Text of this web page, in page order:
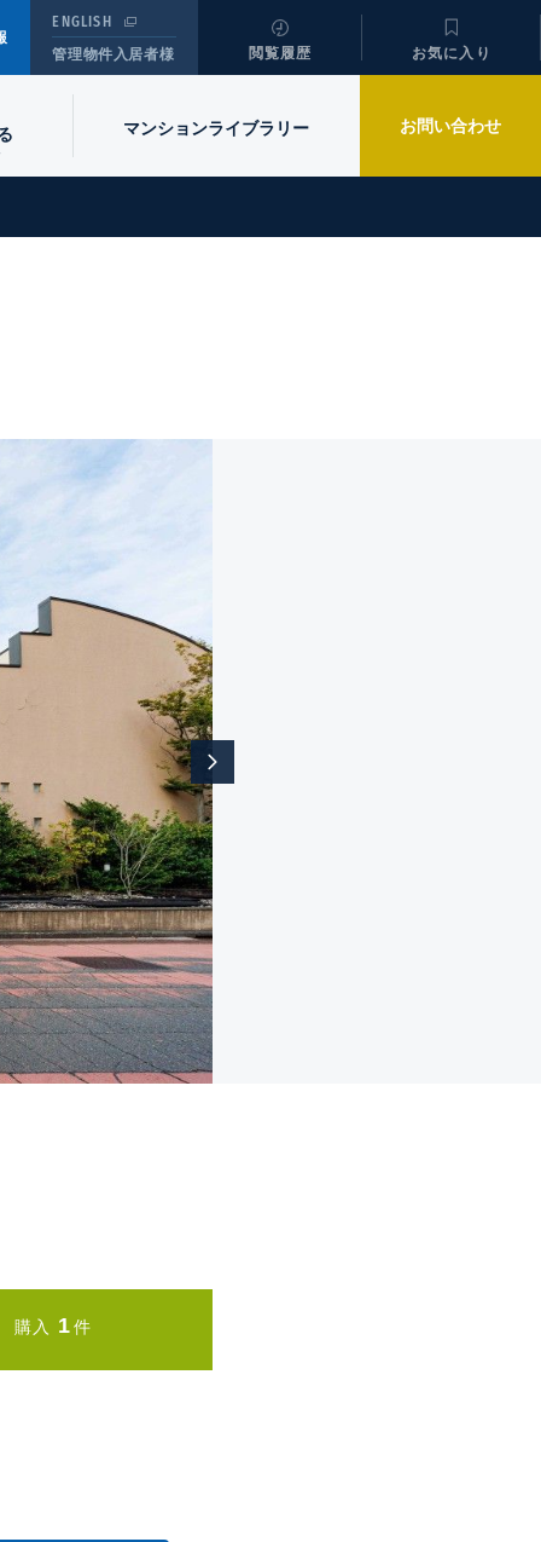
ENGLISH
管理物件入居者様
閲覧履歴 お気に入り
マンションライブラリー お問い合わせ
購入 1件